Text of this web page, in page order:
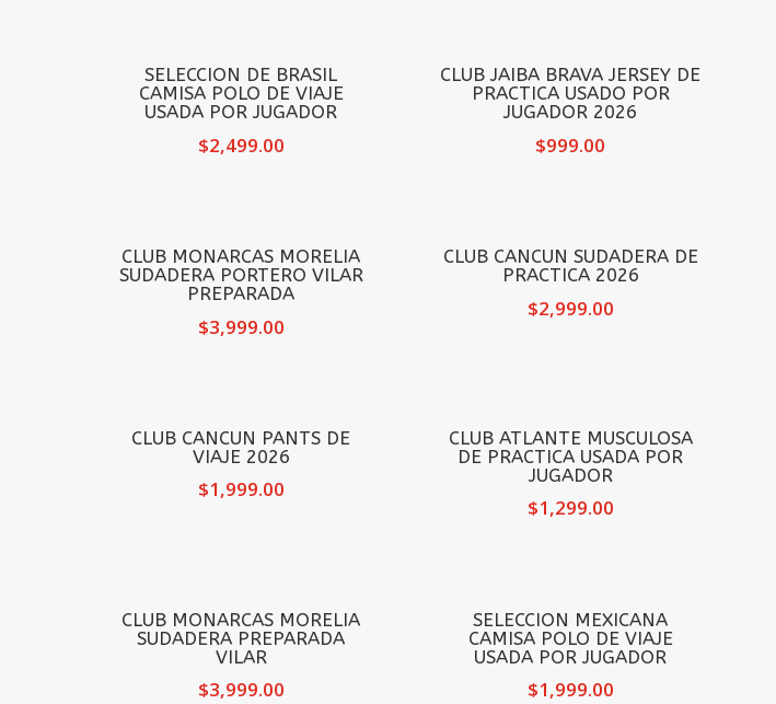
SELECCION DE BRASIL
CAMISA POLO DE VIAJE
USADA POR JUGADOR
$2,499.00
CLUB JAIBA BRAVA JERSEY DE
PRACTICA USADO POR
JUGADOR 2026
$999.00
CLUB MONARCAS MORELIA
SUDADERA PORTERO VILAR
PREPARADA
$3,999.00
CLUB CANCUN SUDADERA DE
PRACTICA 2026
$2,999.00
CLUB CANCUN PANTS DE
VIAJE 2026
$1,999.00
CLUB ATLANTE MUSCULOSA
DE PRACTICA USADA POR
JUGADOR
$1,299.00
CLUB MONARCAS MORELIA
SUDADERA PREPARADA
VILAR
$3,999.00
SELECCION MEXICANA
CAMISA POLO DE VIAJE
USADA POR JUGADOR
$1,999.00